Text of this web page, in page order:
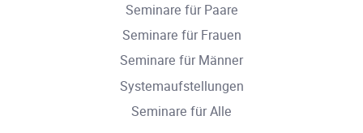
Seminare für Paare
Seminare für Frauen
Seminare für Männer
Systemaufstellungen
Seminare für Alle